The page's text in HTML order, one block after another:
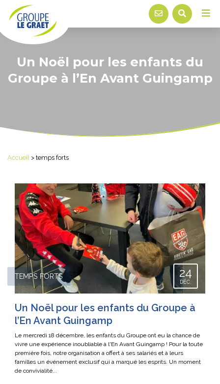
Un Noël pour les enfants du
Groupe à l’En Avant Guingamp
Accueil > temps forts
TEMPS FORTS 24
DÉC.
Un Noël pour les enfants du Groupe à
l’En Avant Guingamp
Le mercredi 18 décembre, les enfants du Groupe ont eu la chance de
vivre une expérience inoubliable à l'En Avant Guingamp ! Pour la toute
première fois, notre organisation a offert à ses salariés et à leurs
familles un événement exclusif qui a marqué les esprits. Un moment
de convivialité...